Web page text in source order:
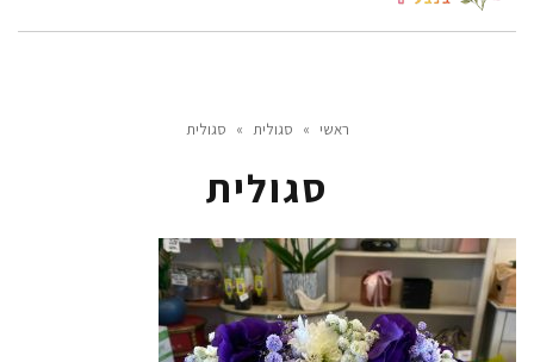
ראשי » סגולית » סגולית
סגולית